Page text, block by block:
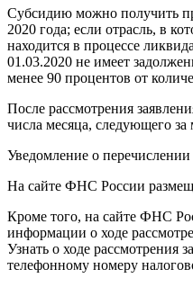
Субсидию можно получить
2020 года; если отрасль, в
находится в процессе
01.03.2020 не имеет
менее 90 процентов от
После рассмотрения
числа месяца, следующего за
Уведомление о
На сайте ФНС России
Кроме того, на сайте ФНС
информации о ходе
Узнать о ходе рассмотрения
телефонному номеру